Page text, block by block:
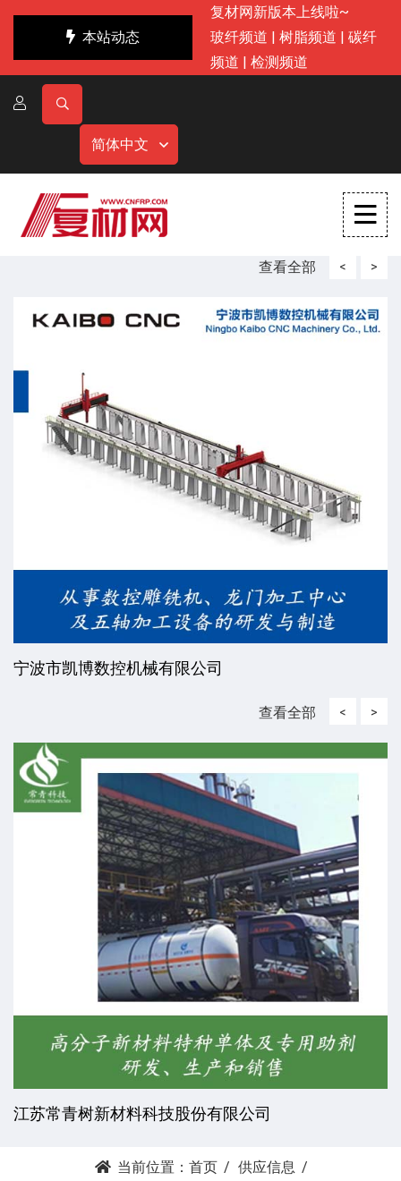
本站动态
复材网新版本上线啦~
玻纤频道 | 树脂频道 | 碳纤
频道 | 检测频道
简体中文
查看全部 <
宁波市凯博数控机械有限公司
>
查看全部 <
江苏常青树新材料科技股份有限公司
>
当前位置： 首页
供应信息